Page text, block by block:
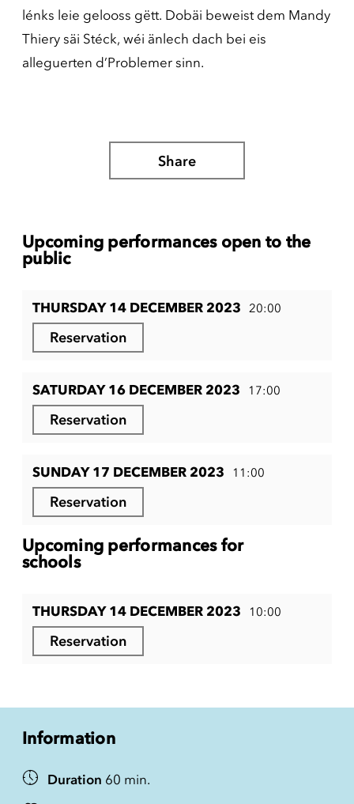
lénks leie gelooss gëtt. Dobäi beweist dem Mandy
Thiery säi Stéck, wéi änlech dach bei eis
alleguerten d’Problemer sinn.
Share
Upcoming performances open to the
public
THURSDAY 14 DECEMBER 2023 20:00
Reservation
SATURDAY 16 DECEMBER 2023 17:00
Reservation
SUNDAY 17 DECEMBER 2023 11:00
Reservation
Upcoming performances for
schools
THURSDAY 14 DECEMBER 2023 10:00
Reservation
Information
Duration 60 min.